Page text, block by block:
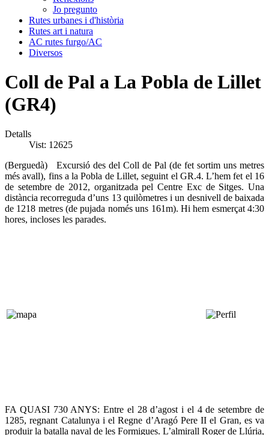
Jo pregunto
Rutes urbanes i d'història
Rutes art i natura
AC rutes furgo/AC
Diversos
Coll de Pal a La Pobla de Lillet
(GR4)
Detalls
Vist: 12625
(Berguedà) Excursió des del Coll de Pal (de fet sortim uns metres
més avall), fins a la Pobla de Lillet, seguint el GR.4. L’hem fet el 16
de setembre de 2012, organitzada pel Centre Exc de Sitges. Una
distància recorreguda d’uns 13 quilòmetres i un desnivell de baixada
de 1218 metres (de pujada només uns 161m). Hi hem esmerçat 4:30
hores, incloses les parades.
FA QUASI 730 ANYS: Entre el 28 d’agost i el 4 de setembre de
1285, regnant Catalunya i el Regne d’Aragó Pere II el Gran, es va
produir la batalla naval de les Formigues. L’almirall Roger de Llúria,